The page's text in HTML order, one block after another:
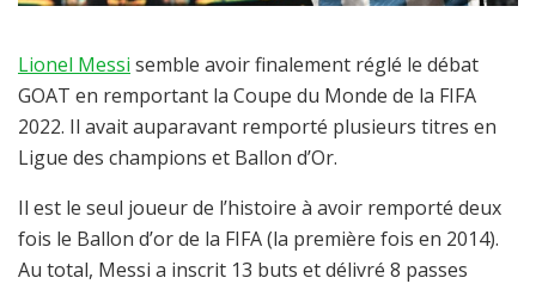
Lionel Messi semble avoir finalement réglé le débat
GOAT en remportant la Coupe du Monde de la FIFA
2022. Il avait auparavant remporté plusieurs titres en
Ligue des champions et Ballon d’Or.
Il est le seul joueur de l’histoire à avoir remporté deux
fois le Ballon d’or de la FIFA (la première fois en 2014).
Au total, Messi a inscrit 13 buts et délivré 8 passes